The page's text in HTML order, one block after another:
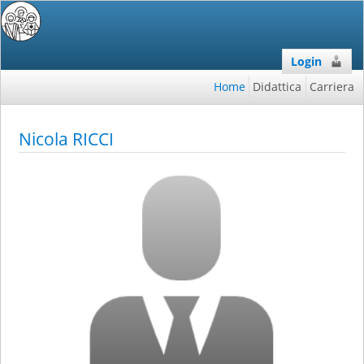
Login
Home Didattica Carriera
Nicola RICCI